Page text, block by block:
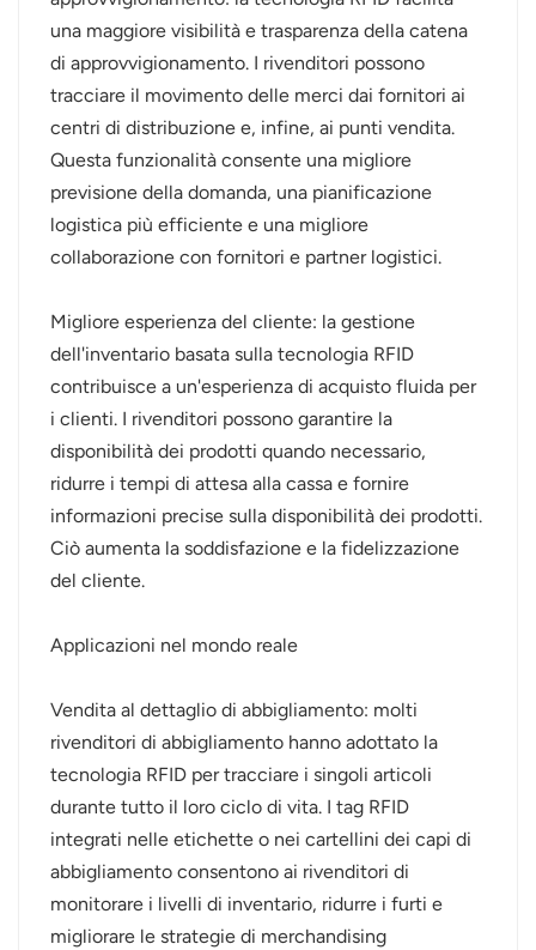
una maggiore visibilità e trasparenza della catena
di approvvigionamento. I rivenditori possono
tracciare il movimento delle merci dai fornitori ai
centri di distribuzione e, infine, ai punti vendita.
Questa funzionalità consente una migliore
previsione della domanda, una pianificazione
logistica più efficiente e una migliore
collaborazione con fornitori e partner logistici.
Migliore esperienza del cliente: la gestione
dell'inventario basata sulla tecnologia RFID
contribuisce a un'esperienza di acquisto fluida per
i clienti. I rivenditori possono garantire la
disponibilità dei prodotti quando necessario,
ridurre i tempi di attesa alla cassa e fornire
informazioni precise sulla disponibilità dei prodotti.
Ciò aumenta la soddisfazione e la fidelizzazione
del cliente.
Applicazioni nel mondo reale
Vendita al dettaglio di abbigliamento: molti
rivenditori di abbigliamento hanno adottato la
tecnologia RFID per tracciare i singoli articoli
durante tutto il loro ciclo di vita. I tag RFID
integrati nelle etichette o nei cartellini dei capi di
abbigliamento consentono ai rivenditori di
monitorare i livelli di inventario, ridurre i furti e
migliorare le strategie di merchandising